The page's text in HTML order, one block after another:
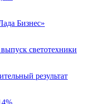
Бизнес»
светотехники
результат